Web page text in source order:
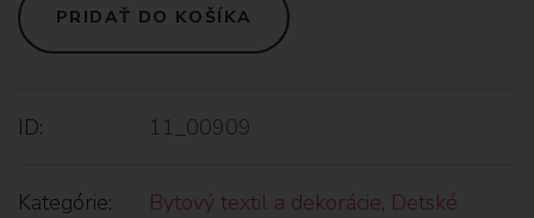
PRIDAŤ DO KOŠÍKA
ID: 11_00909
Kategórie: Bytový textil a dekorácie, Detské